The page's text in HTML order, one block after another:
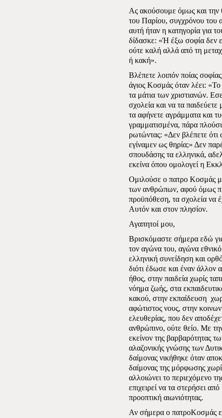
Ας ακούσουμε όμως και την
του Παρίου, συγχρόνου του
αυτή ήταν η κατηγορία για
δίδασκε: «Ή έξω σοφία δεν
ούτε καλή αλλά από τη
ή κακή».
Βλέπετε λοιπόν ποίας
άγιος Κοσμάς όταν λέει: «Το
τα μάτια των χριστιανών.
σχολεία και να τα
τα αφήνετε αγράμματα και
γραμματισμένα, πάρα
ρωτώντας: «Δεν βλέπετε ότι
εγίναμεν ως θηρία;» Δεν
σπουδάσης τα ελληνικά,
εκείνα όπου ομολογεί η
Ομιλούσε ο πατρο Κοσμάς
των ανθρώπων, αφού όμως
προϋπόθεση, τα σχολεία να
Αυτόν και στον πλησίον.
Αγαπητοί μου,
Βρισκόμαστε σήμερα εδώ
τον αγώνα του, αγώνα
ελληνική συνείδηση και
διότι έδωσε και έναν
ήθος, στην παιδεία χωρίς
νόημα ζωής, στα
κακού, στην εκπαίδευση
αφώτιστος νους, στην
ελευθερίας, που δεν
ανθρώπινο, ούτε θείο. Με
εκείνον της βαρβαρότητας
αλαζονικής γνώσης των
δαίμονας νικήθηκε όταν
δαίμονας της μόρφωσης
αλλοιώνει το περιεχόμενο
επιχειρεί να τα στερήσει
προοπτική αιωνιότητας.
Αν σήμερα ο πατροΚοσμάς